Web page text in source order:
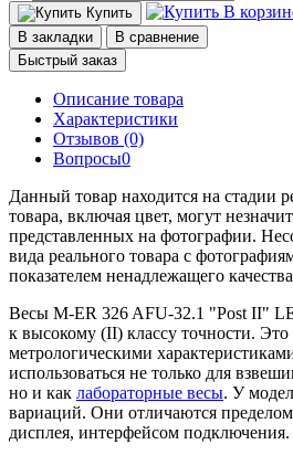
Купить В
В закладки
В сравнение
Быстрый заказ
Описание товара
Характеристики
Отзывов (0)
Вопросы0
Данный товар находится на стадии
товара, включая цвет, могут
представленных на фотографии.
вида реального товара с
показателем ненадлежащего
Весы M-ER 326 AFU-32.1 "Post II"
к высокому (II) классу точности.
метрологическими
использоваться не только для
но и как лабораторные весы. У
вариаций. Они отличаются
дисплея, интерфейсом подключения.